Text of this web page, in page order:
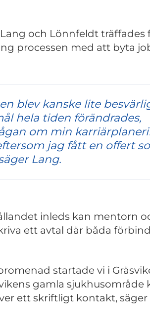
och Lönnfeldt träffades
processen med att byta
blev kanske lite
hela tiden förändrades,
om min
jag fått en offert
Lang.
inleds kan mentorn
ett avtal där båda
startade vi i
gamla sjukhusområde
ett skriftligt kontakt, säger